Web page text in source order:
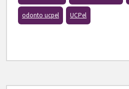
odonto ucpel UCPel